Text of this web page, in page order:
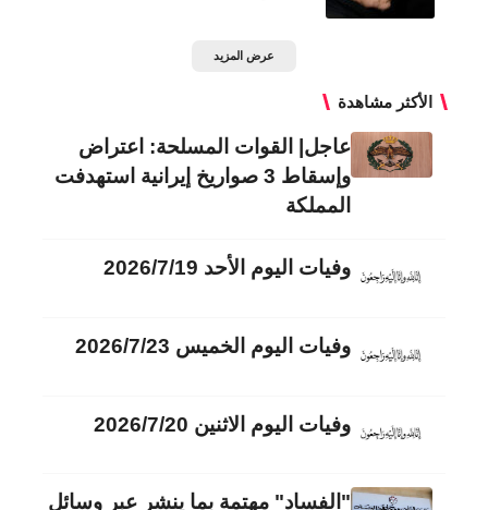
عرض المزيد
الأكثر مشاهدة
عاجل| القوات المسلحة: اعتراض
وإسقاط 3 صواريخ إيرانية استهدفت
المملكة
وفيات اليوم الأحد 2026/7/19
وفيات اليوم الخميس 2026/7/23
وفيات اليوم الاثنين 2026/7/20
"الفساد" مهتمة بما ينشر عبر وسائل